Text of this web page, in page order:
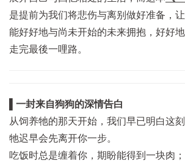
是提前为我们将悲伤与离别做好准备，
能好好地与尚未开始的未来拥抱，好好
走完最後一哩路。
▌一封来自狗狗的深情告白
从饲养牠的那天开始，我们早已明白这
牠迟早会先离开你一步。
吃饭时总是缠着你，期盼能得到一块肉